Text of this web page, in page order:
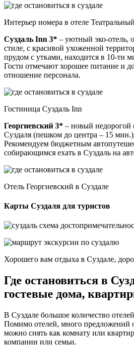
Интерьер номера в отеле
Суздаль Inn 3* – уютный эко-отель,
стиле, с красивой ухоженной
прудом с утками, находится в 10-ти
Гости отмечают хорошее питание и
отношение персонала.
Гостиница Суздаль Inn
Георгиевский 3* – новый недорогой
Суздаля (пешком до центра – 15
Рекомендуем бюджетным
собирающимся ехать в Суздаль на
Отель Георгиевский в Суздале
Карты Суздаля для туристов
Хорошего вам отдыха в Суздале,
Где остановиться в
гостевые дома,
В Суздале большое количество
Помимо отелей, много предложений
можно снять как комнату или
компании или семьи.